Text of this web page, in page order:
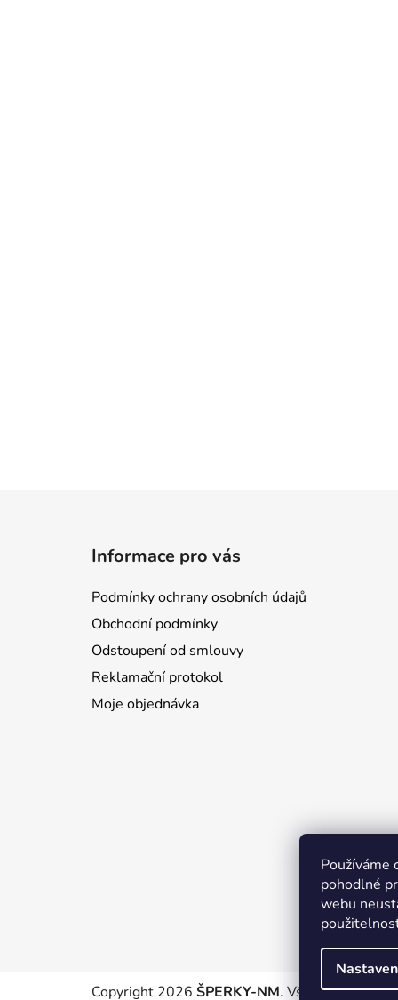
Používáme
pohodlné
webu
Informace pro vás
Podmínky ochrany osobních údajů
Obchodní podmínky
Odstoupení od smlouvy
Reklamační protokol
Moje objednávka
Copyright 2026 ŠPERKY-NM. Všechna práva